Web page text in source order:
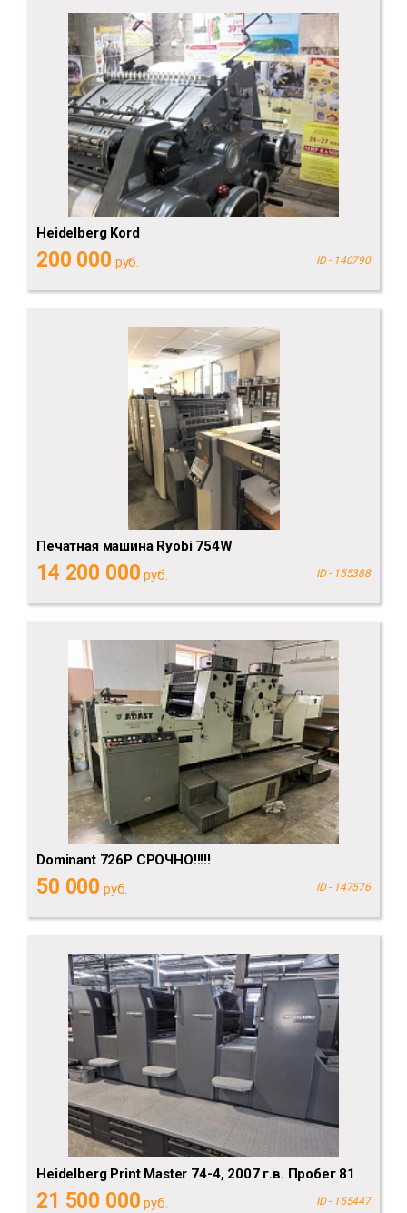
Heidelberg Kord
200 000 руб. ID - 140790
Печатная машина Ryobi 754W
14 200 000 руб. ID - 155388
Dominant 726P СРОЧНО!!!!!
50 000 руб. ID - 147576
Heidelberg Print Master 74-4, 2007 г.в. Пробег 81
21 500 000 руб. ID - 155447